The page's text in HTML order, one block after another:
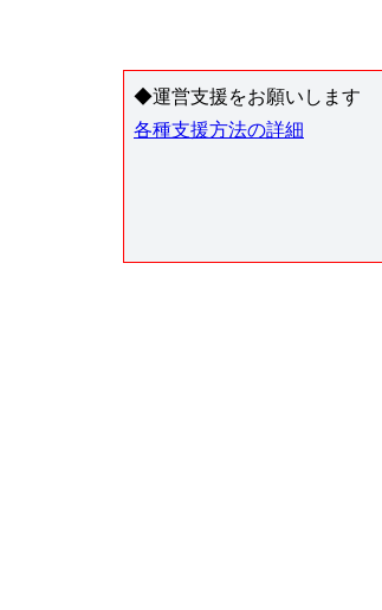
◆運営支援をお願いします
各種支援方法の詳細